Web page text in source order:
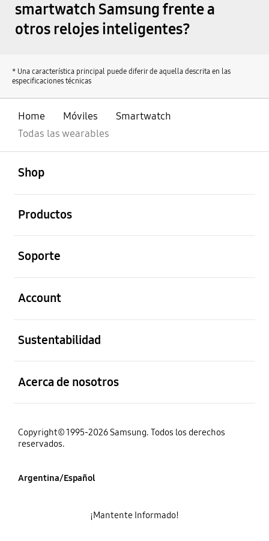
smartwatch Samsung frente a
otros relojes inteligentes?
* Una característica principal puede diferir de aquella descrita en las
especificaciones técnicas
Home Móviles
Smartwatch
Todas las wearables
Shop
Productos
Soporte
Account
Sustentabilidad
Acerca de nosotros
Copyright© 1995-2026 Samsung. Todos los derechos
reservados.
Argentina/Español
¡Mantente Informado!